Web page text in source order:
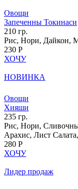
Овощи
Запеченны Токинаси
210 гр.
Рис, Нори, Дайкон,
230 Р
ХОЧУ
НОВИНКА
Овощи
Хияши
235 гр.
Рис, Нори,
Арахис, Лист
280 Р
ХОЧУ
Лидер продаж